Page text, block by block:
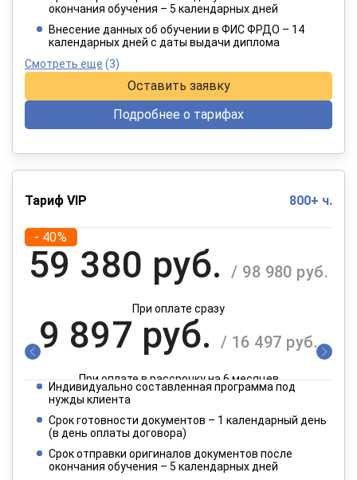
При оплате в рассрочку на 12 месяцев
окончания обучения – 5 календарных дней
Внесение данных об обучении в ФИС ФРДО – 14
календарных дней с даты выдачи диплома
Смотреть еще (3)
Оставить заявку
Подробнее о тарифах
Тариф VIP 800+ ч.
- 40%
59 380 руб. / 98 980 руб.
При оплате сразу
9 897 руб. / 16 497 руб.
При оплате в рассрочку на 6 месяцев
4 949 руб. / 8 249 руб.
При оплате в рассрочку на 12 месяцев
Индивидуально составленная программа под
нужды клиента
Срок готовности документов – 1 календарный день
(в день оплаты договора)
Срок отправки оригиналов документов после
окончания обучения – 5 календарных дней